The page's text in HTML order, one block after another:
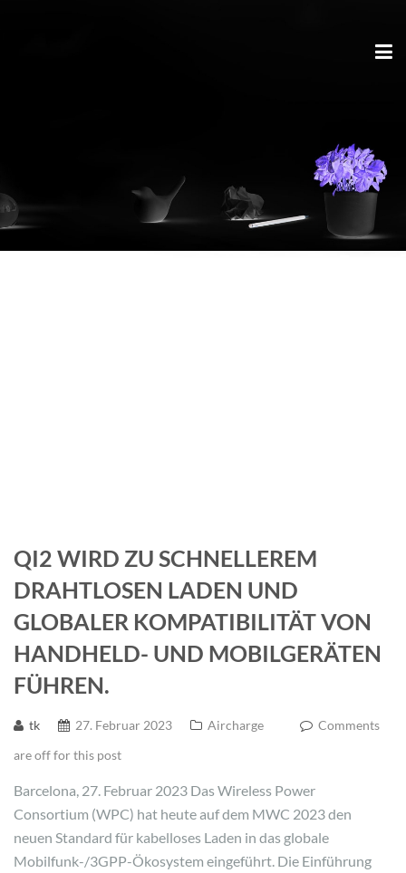
Schlagwort:
QI2 WIRD ZU SCHNELLEREM
DRAHTLOSEN LADEN UND
GLOBALER KOMPATIBILITÄT VON
HANDHELD- UND MOBILGERÄTEN
FÜHREN.
tk 27. Februar 2023 Aircharge
Comments
are off for this post
Barcelona, 27. Februar 2023 Das Wireless Power
Consortium (WPC) hat heute auf dem MWC 2023 den
neuen Standard für kabelloses Laden in das globale
Mobilfunk-/3GPP-Ökosystem eingeführt. Die Einführung